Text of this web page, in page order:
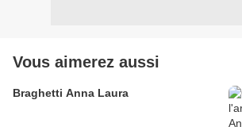
Vous aimerez aussi
Braghetti Anna Laura